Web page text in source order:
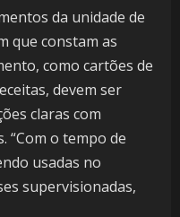
da unidade de
que constam as
como cartões de
devem ser
claras com
“Com o tempo de
usadas no
supervisionadas,